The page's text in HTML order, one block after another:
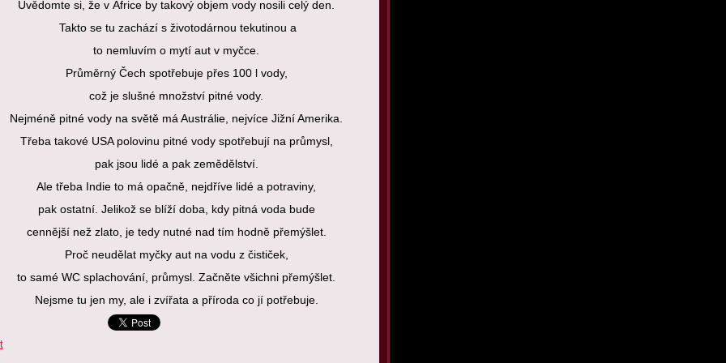
Uvědomte si, že v Africe by takový objem vody nosili celý den.
Takto se tu zachází s životodárnou tekutinou a
to nemluvím o mytí aut v myčce.
Průměrný Čech spotřebuje přes 100 l vody,
což je slušné množství pitné vody.
Nejméně pitné vody na světě má Austrálie, nejvíce Jižní Amerika.
Třeba takové USA polovinu pitné vody spotřebují na průmysl,
pak jsou lidé a pak zemědělství.
Ale třeba Indie to má opačně, nejdříve lidé a potraviny,
pak ostatní. Jelikož se blíží doba, kdy pitná voda bude
cennější než zlato, je tedy nutné nad tím hodně přemýšlet.
Proč neudělat myčky aut na vodu z čističek,
to samé WC splachování, průmysl. Začněte všichni přemýšlet.
Nejsme tu jen my, ale i zvířata a příroda co jí potřebuje.